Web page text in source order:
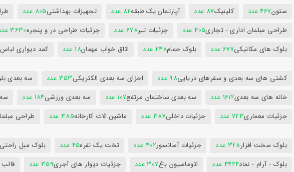
ستون467 عدد کلینیک87 عدد آپارتمان یک طبقه82 عدد تجهیزات بهداشتی805 عدد
طراحی مبلمان اداری - تجاری405 عدد جزئیات تیر678 عدد جزئیات طراحی در و پنجره3630 عدد
بلوک های مکانیکی677 عدد بلوک حمام248 عدد اتاق خواب مهمان18 عدد کمد دیواری لباس
کشتی های سه بعدی و سفرهای دریایی98 عدد اجزای سه بعدی الکتریکی353 عدد سه بعدی
خانه های سه بعدی1612 عدد سه بعدی ساختمان مرتفع107 عدد سه بعدی ورزشی184 عدد
جزئیات معماری723 عدد جزئیات داخلی387 عدد ماشین الات کارخانه385 عدد طراحی
بلوک سخت افزار328 عدد جزئیات آسانسور402 عدد تخت یک نفره45 عدد بلوک مبل راحتی
بلوک - آرام - نماد4424 عدد اتوماسیون باغ307 عدد جزئیات دیوار های آجری359 عدد